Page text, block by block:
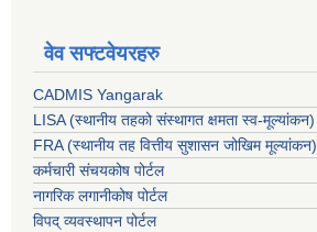
वेव सफ्टवेयरहरु
CADMIS Yangarak
LISA (स्थानीय तहको संस्थागत क्षमता स्व-मूल्यांकन)
FRA (स्थानीय तह वित्तीय सुशासन जोखिम मूल्यांकन)
कर्मचारी संचयकोष पोर्टल
नागरिक लगानीकोष पोर्टल
विपद् व्यवस्थापन पोर्टल